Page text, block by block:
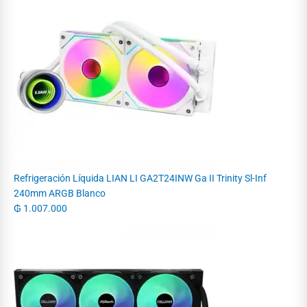
Refrigeración Líquida LIAN LI GA2T24INW Ga II Trinity Sl-Inf
240mm ARGB Blanco
₲ 1.007.000